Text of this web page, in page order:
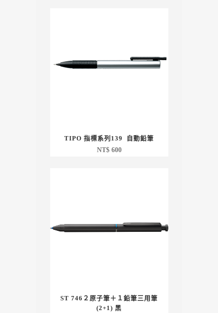
TIPO 指標系列139 自動鉛筆
NT$600
ST 746２原子筆＋１鉛筆三用筆
(2+1) 黑